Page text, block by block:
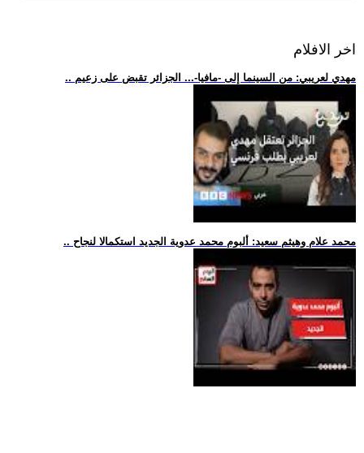
اخر الافلام
.. مهدي لعريبي: من السينما إلى -مافيا-... الجزائر تقبض على زعيم
.. محمد علام وهيثم سعيد: ألبوم محمد عدوية الجديد استكمالا لنجاح